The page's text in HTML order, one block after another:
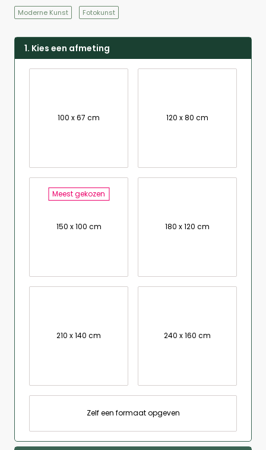
Moderne Kunst Fotokunst
1. Kies een afmeting
100 x 67 cm 120 x 80 cm
Meest gekozen
150 x 100 cm 180 x 120 cm
210 x 140 cm 240 x 160 cm
Zelf een formaat opgeven